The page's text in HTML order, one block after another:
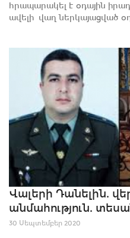
հրապարակել է օդային
ավելի վաղ ներկայացված
Վալերի Դանելին.
անմահություն.
30 Սեպտեմբեր 2020